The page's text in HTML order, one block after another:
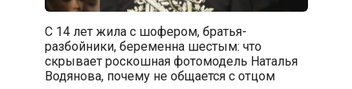
С 14 лет жила с шофером, братья-
разбойники, беременна шестым: что
скрывает роскошная фотомодель Наталья
Водянова, почему не общается с отцом